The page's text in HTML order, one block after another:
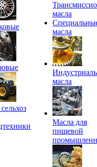
масла
масла
масла
Масла для
пищевой